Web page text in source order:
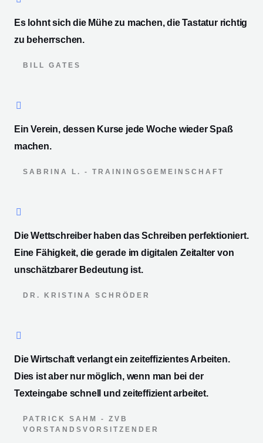
Es lohnt sich die Mühe zu machen, die Tastatur richtig
zu beherrschen.
BILL GATES
Ein Verein, dessen Kurse jede Woche wieder Spaß
machen.
SABRINA L. - TRAININGSGEMEINSCHAFT
Die Wettschreiber haben das Schreiben perfektioniert.
Eine Fähigkeit, die gerade im digitalen Zeitalter von
unschätzbarer Bedeutung ist.
DR. KRISTINA SCHRÖDER
Die Wirtschaft verlangt ein zeiteffizientes Arbeiten.
Dies ist aber nur möglich, wenn man bei der
Texteingabe schnell und zeiteffizient arbeitet.
PATRICK SAHM - ZVB
VORSTANDSVORSITZENDER